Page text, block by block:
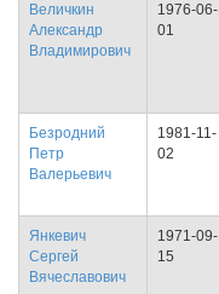
Величкин
Александр
Владимирович
1976-06-
01
Безродний
Петр
Валерьевич
1981-11-
02
Янкевич
Сергей
Вячеславович
1971-09-
15